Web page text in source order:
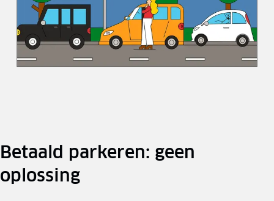
Betaald parkeren: geen
oplossing